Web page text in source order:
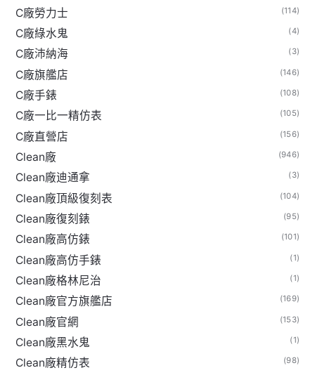
C廠勞力士 (114)
C廠綠水鬼 (4)
C廠沛納海 (3)
C廠旗艦店 (146)
C廠手錶 (108)
C廠一比一精仿表 (105)
C廠直營店 (156)
Clean廠 (946)
Clean廠迪通拿 (3)
Clean廠頂級復刻表 (104)
Clean廠復刻錶 (95)
Clean廠高仿錶 (101)
Clean廠高仿手錶 (1)
Clean廠格林尼治 (1)
Clean廠官方旗艦店 (169)
Clean廠官網 (153)
Clean廠黑水鬼 (1)
Clean廠精仿表 (98)